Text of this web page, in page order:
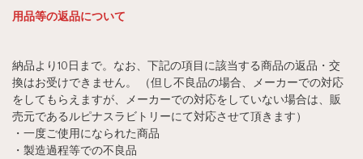
用品等の返品について
納品より10日まで。なお、下記の項目に該当する商品の返品・交
換はお受けできません。 （但し不良品の場合、メーカーでの対応
をしてもらえますが、メーカーでの対応をしていない場合は、販
売元であるルピナスラビトリーにて対応させて頂きます）
・一度ご使用になられた商品
・製造過程等での不良品